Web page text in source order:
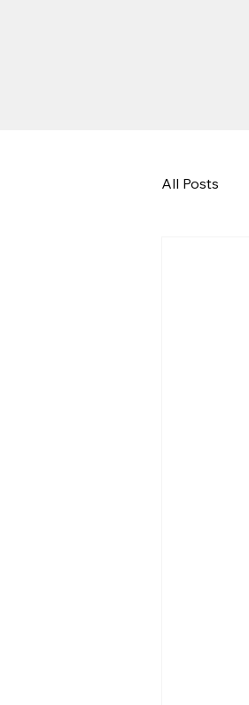
All Posts